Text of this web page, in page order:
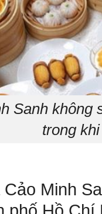
Sanh không
trong
Minh